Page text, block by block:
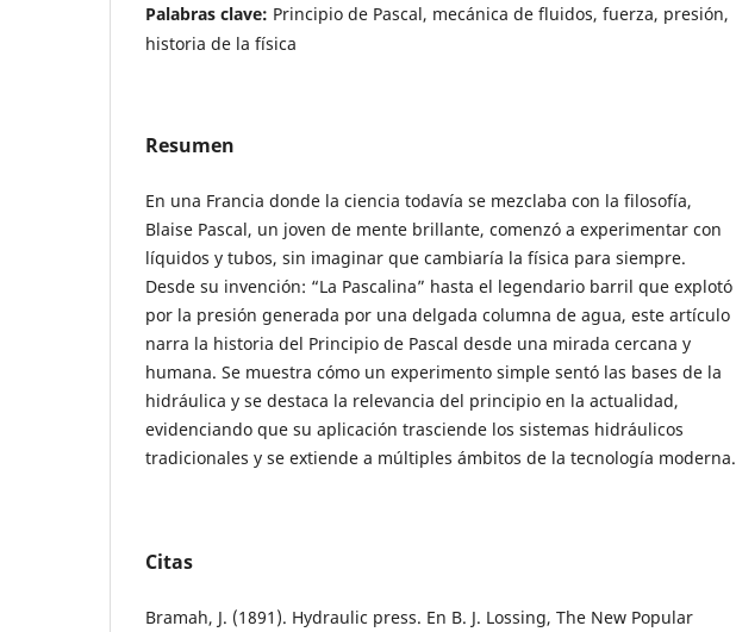
Palabras clave: Principio de Pascal, mecánica de fluidos, fuerza, presión,
historia de la física
Resumen
En una Francia donde la ciencia todavía se mezclaba con la filosofía,
Blaise Pascal, un joven de mente brillante, comenzó a experimentar con
líquidos y tubos, sin imaginar que cambiaría la física para siempre.
Desde su invención: “La Pascalina” hasta el legendario barril que explotó
por la presión generada por una delgada columna de agua, este artículo
narra la historia del Principio de Pascal desde una mirada cercana y
humana. Se muestra cómo un experimento simple sentó las bases de la
hidráulica y se destaca la relevancia del principio en la actualidad,
evidenciando que su aplicación trasciende los sistemas hidráulicos
tradicionales y se extiende a múltiples ámbitos de la tecnología moderna.
Citas
Bramah, J. (1891). Hydraulic press. En B. J. Lossing, The New Popular